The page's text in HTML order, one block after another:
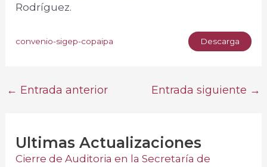
Rodríguez.
convenio-sigep-copaipa Descarga
← Entrada anterior Entrada siguiente →
Ultimas Actualizaciones
Cierre de Auditoria en la Secretaría de